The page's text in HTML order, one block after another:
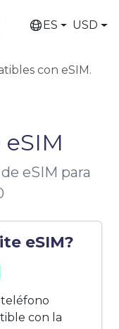
ES USD
con eSIM.
eSIM para
eSIM?
teléfono
con la